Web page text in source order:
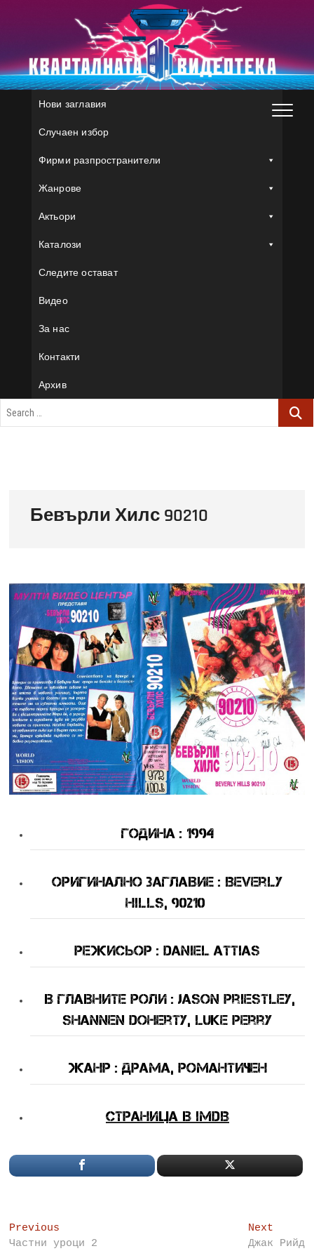
Нови заглавия
Случаен избор
Фирми разпространители
Жанрове
Актьори
Каталози
Следите остават
Видео
За нас
Контакти
Архив
Бевърли Хилс 90210
Година : 1994
оригинално Заглавие : Beverly
Hills, 90210
Режисьор : Daniel Attias
В Главните Роли : Jason Priestley,
Shannen Doherty, Luke Perry
Жанр : драма, романтичен
Страница в IMDB
Post
navigation
Previous
post:
Частни уроци 2
NextNext
post:
Джак Рийд